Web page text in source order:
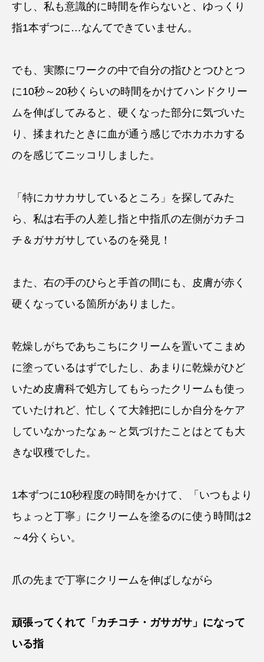
すし、私も意識的に時間を作らないと、ゆっくり
指1本ずつに…なんてできていません。
でも、実際にワークの中で自分の指ひとつひとつ
に10秒～20秒くらいの時間をかけてハンドクリー
ムを伸ばしてみると、硬くなった部分に気づいた
り、揉まれたときに血が通う感じでホカホカする
のを感じてニッコリしました。
「特にカサカサしているところ」を探してみた
ら、私は右手の人差し指と中指爪の左側がカチコ
チ＆ガサガサしているのを発見！
また、右の手のひらと手首の間にも、皮膚が赤く
硬くなっている箇所がありました。
乾燥しがちであちこちにクリームを置いてこまめ
に塗っているはずでしたし、あまりに乾燥がひど
いため皮膚科で処方してもらったクリームも使っ
ていたけれど、忙しくて大雑把にしか自分をケア
していなかったなぁ～と気づけたことはとても大
きな収穫でした。
1本ずつに10秒程度の時間をかけて、「いつもより
ちょっと丁寧」にクリームを塗るのに使う時間は2
～4分くらい。
爪の先まで丁寧にクリームを伸ばしながら
頑張ってくれて「カチコチ・ガサガサ」になって
いる指